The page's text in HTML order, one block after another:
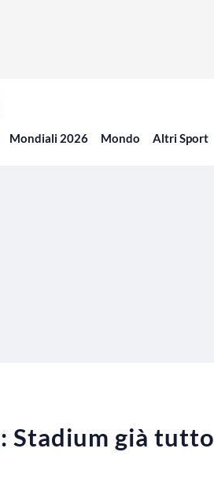
Mondiali 2026 Mondo Altri Sport
Stadium già tutto